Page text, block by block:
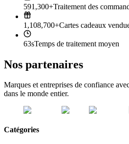
591,300+Traitement des
1,108,700+Cartes cadeaux
63sTemps de traitement moyen
Nos partenaires
Marques et entreprises de confiance
dans le monde entier.
Catégories